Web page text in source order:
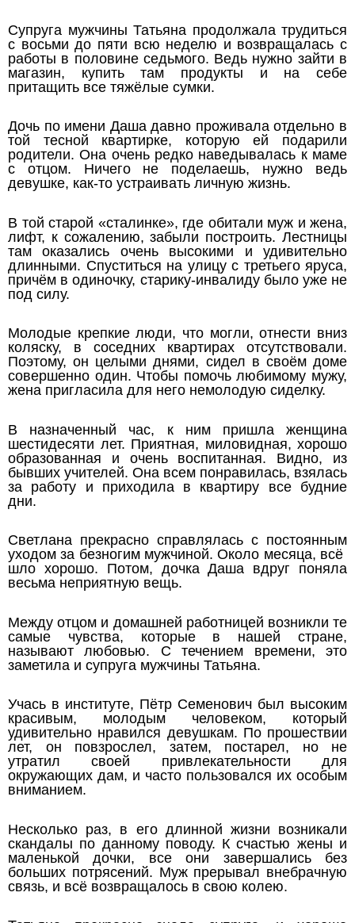
Супруга мужчины Татьяна продолжала трудиться
с восьми до пяти всю неделю и возвращалась с
работы в половине седьмого. Ведь нужно зайти в
магазин, купить там продукты и на себе
притащить все тяжёлые сумки.
Дочь по имени Даша давно проживала отдельно в
той тесной квартирке, которую ей подарили
родители. Она очень редко наведывалась к маме
с отцом. Ничего не поделаешь, нужно ведь
девушке, как-то устраивать личную жизнь.
В той старой «сталинке», где обитали муж и жена,
лифт, к сожалению, забыли построить. Лестницы
там оказались очень высокими и удивительно
длинными. Спуститься на улицу с третьего яруса,
причём в одиночку, старику-инвалиду было уже не
под силу.
Молодые крепкие люди, что могли, отнести вниз
коляску, в соседних квартирах отсутствовали.
Поэтому, он целыми днями, сидел в своём доме
совершенно один. Чтобы помочь любимому мужу,
жена пригласила для него немолодую сиделку.
В назначенный час, к ним пришла женщина
шестидесяти лет. Приятная, миловидная, хорошо
образованная и очень воспитанная. Видно, из
бывших учителей. Она всем понравилась, взялась
за работу и приходила в квартиру все будние
дни.
Светлана прекрасно справлялась с постоянным
уходом за безногим мужчиной. Около месяца, всё
шло хорошо. Потом, дочка Даша вдруг поняла
весьма неприятную вещь.
Между отцом и домашней работницей возникли те
самые чувства, которые в нашей стране,
называют любовью. С течением времени, это
заметила и супруга мужчины Татьяна.
Учась в институте, Пётр Семенович был высоким
красивым, молодым человеком, который
удивительно нравился девушкам. По прошествии
лет, он повзрослел, затем, постарел, но не
утратил своей привлекательности для
окружающих дам, и часто пользовался их особым
вниманием.
Несколько раз, в его длинной жизни возникали
скандалы по данному поводу. К счастью жены и
маленькой дочки, все они завершались без
больших потрясений. Муж прерывал внебрачную
связь, и всё возвращалось в свою колею.